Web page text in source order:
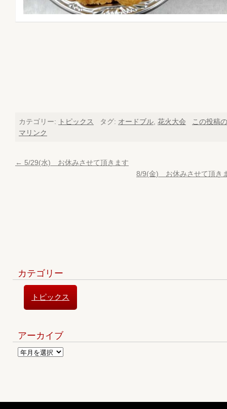
カテゴリー: トピックス タグ: オードブル, 花火大会
この投稿
マリンク
← 5/29(水) お休みさせて頂きます
8/9(金) お休みさせて頂き
カテゴリー
トピックス
アーカイブ